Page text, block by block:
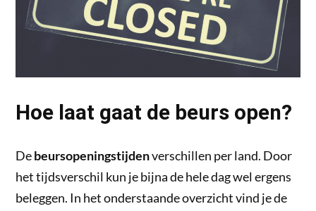
Hoe laat gaat de beurs open?
Debeursopeningstijdenverschillen per land. Door
het tijdsverschil kun je bijna de hele dag wel ergens
beleggen. In het onderstaande overzicht vind je de